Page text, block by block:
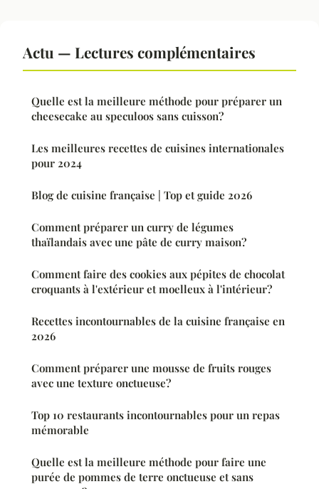
Actu — Lectures complémentaires
Quelle est la meilleure méthode pour préparer un
cheesecake au speculoos sans cuisson?
Les meilleures recettes de cuisines internationales
pour 2024
Blog de cuisine française | Top et guide 2026
Comment préparer un curry de légumes
thaïlandais avec une pâte de curry maison?
Comment faire des cookies aux pépites de chocolat
croquants à l'extérieur et moelleux à l'intérieur?
Recettes incontournables de la cuisine française en
2026
Comment préparer une mousse de fruits rouges
avec une texture onctueuse?
Top 10 restaurants incontournables pour un repas
mémorable
Quelle est la meilleure méthode pour faire une
purée de pommes de terre onctueuse et sans